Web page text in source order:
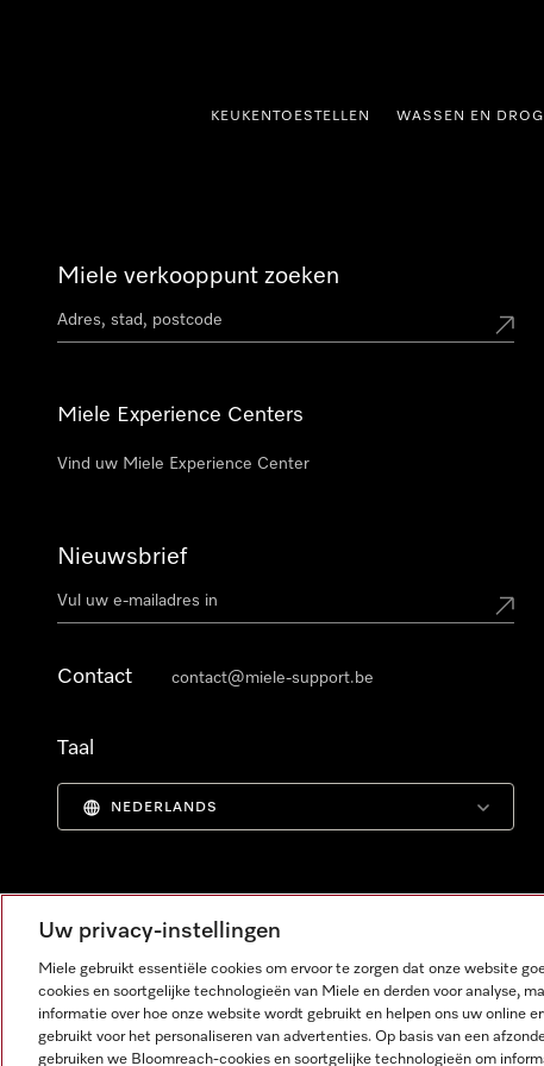
KEUKENTOESTELLEN WASSEN EN
Miele verkooppunt zoeken
Miele Experience Centers
Vind uw Miele Experience Center
Nieuwsbrief
Contact contact@miele-support.be
Taal
NEDERLANDS
Uw privacy-instellingen
Miele gebruikt essentiële cookies om ervoor te zorgen dat onze website
cookies en soortgelijke technologieën van Miele en derden voor analyse,
informatie over hoe onze website wordt gebruikt en helpen ons uw online
gebruikt voor het personaliseren van advertenties. Op basis van een
gebruiken we Bloomreach-cookies en soortgelijke technologieën om